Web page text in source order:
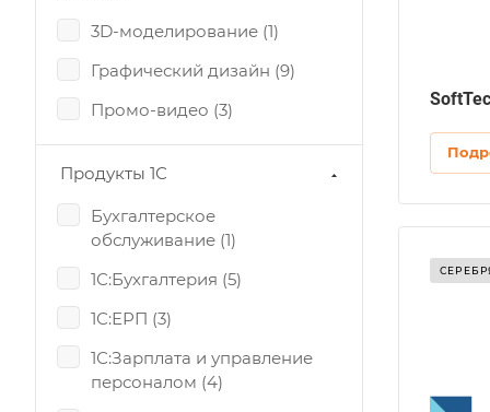
на рынке
РБ, РФ
сайтов
3D-моделирование (1)
Графический дизайн (9)
Промо-видео (3)
Продукты 1С
Бухгалтерское
обслуживание (1)
1С:Бухгалтерия (5)
1С:ЕРП (3)
1С:Зарплата и управление
персоналом (4)